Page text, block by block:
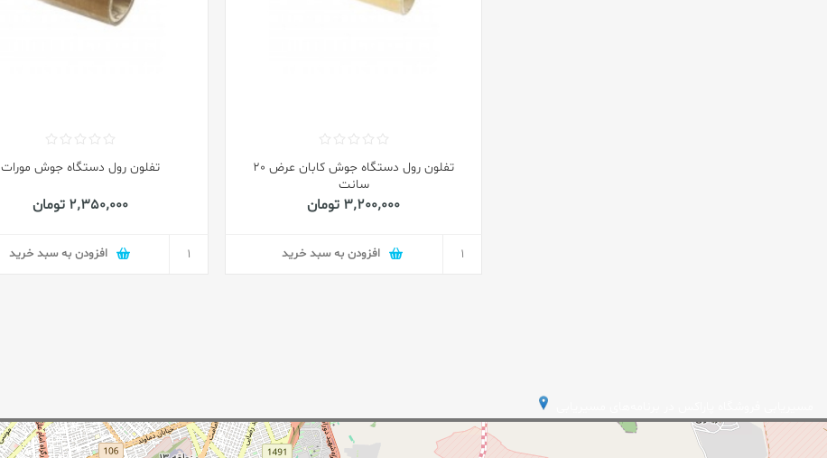
تفلون رول دستگاه جوش کابان عرض 20
سانت
3٬200٬000 تومان
افزودن به سبد خرید
تفلون رول دستگاه جوش مورات
2٬350٬000 تومان
افزودن به سبد خرید